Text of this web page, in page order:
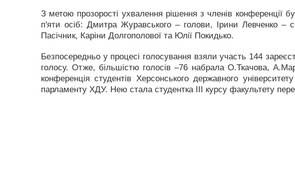
З метою прозорості ухвалення рішення з членів конференції
п'яти осіб: Дмитра Журавського – голови, Ірини Левченко –
Пасічник, Каріни Долгополової та Юлії Покидько.
Безпосередньо у процесі голосування взяли участь 144
голосу. Отже, більшістю голосів –76 набрала О.Ткачова,
конференція студентів Херсонського державного
парламенту ХДУ. Нею стала студентка ІІІ курсу факультету